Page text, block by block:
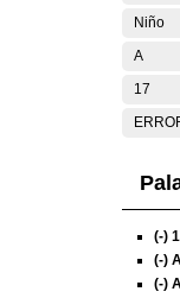
Niño
A
17
(-)
(-)
(-)